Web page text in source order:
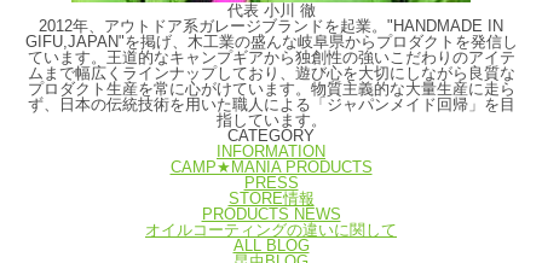
代表 小川 徹
2012年、アウトドア系ガレージブランドを起業。"HANDMADE IN
GIFU,JAPAN"を掲げ、木工業の盛んな岐阜県からプロダクトを発信し
ています。王道的なキャンプギアから独創性の強いこだわりのアイテ
ムまで幅広くラインナップしており、遊び心を大切にしながら良質な
プロダクト生産を常に心がけています。物質主義的な大量生産に走ら
ず、日本の伝統技術を用いた職人による「ジャパンメイド回帰」を目
指しています。
CATEGORY
INFORMATION
CAMP★MANIA PRODUCTS
PRESS
STORE情報
PRODUCTS NEWS
オイルコーティングの違いに関して
ALL BLOG